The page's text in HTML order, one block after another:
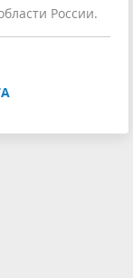
России.